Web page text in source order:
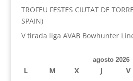
TROFEU FESTES CIUTAT DE
SPAIN)
V tirada liga AVAB Bowhunter
agosto 2026
L M X J V